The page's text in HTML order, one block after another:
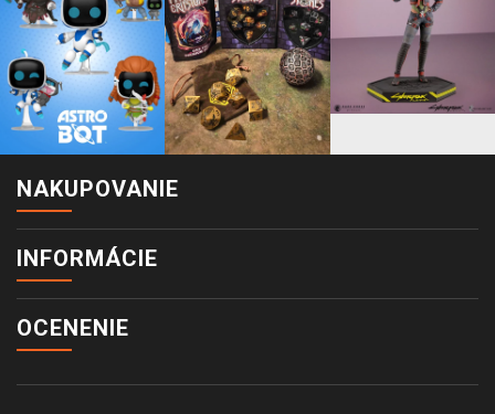
NAKUPOVANIE
INFORMÁCIE
OCENENIE